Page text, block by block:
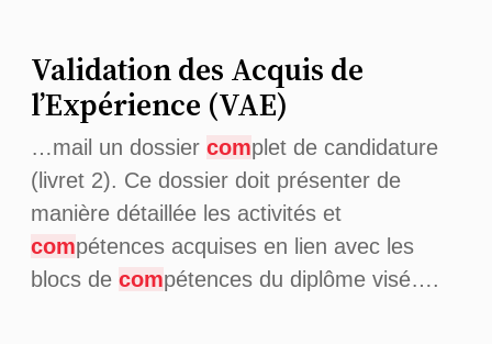
Validation des Acquis de
l’Expérience (VAE)
…mail un dossier complet de candidature
(livret 2). Ce dossier doit présenter de
manière détaillée les activités et
compétences acquises en lien avec les
blocs de compétences du diplôme visé….